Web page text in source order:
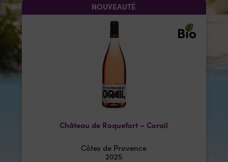
NOUVEAUTÉ
Château de Roquefort – Corail
Côtes de Provence
2025